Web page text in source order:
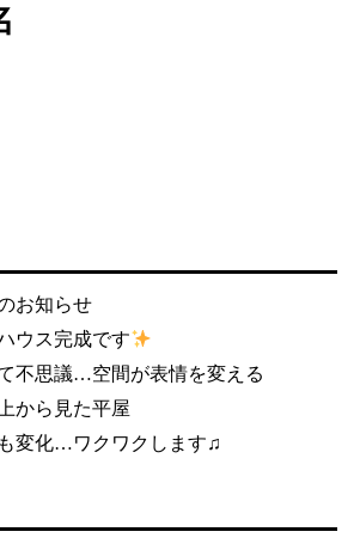
お知らせ
ウス完成です
不思議…空間が表情を変える
から見た平屋
変化…ワクワクします♫